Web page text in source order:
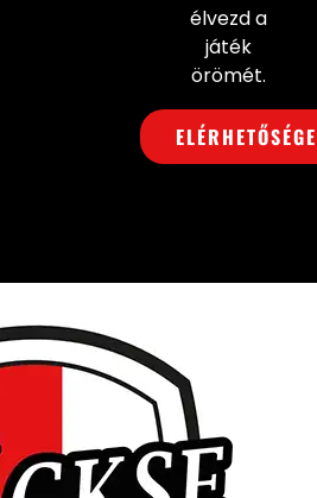
élvezd a
játék
örömét.